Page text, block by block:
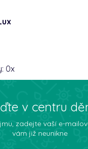
0x
v centru
zadejte vaší e-
vám již neunikne